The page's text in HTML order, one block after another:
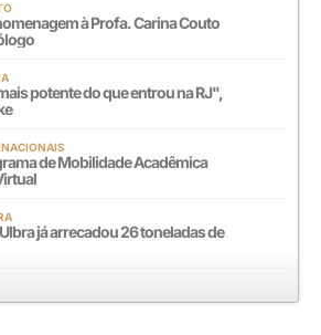
à Profa. Carina Couto
potente do que entrou na RJ",
de Mobilidade Acadêmica
já arrecadou 26 toneladas de